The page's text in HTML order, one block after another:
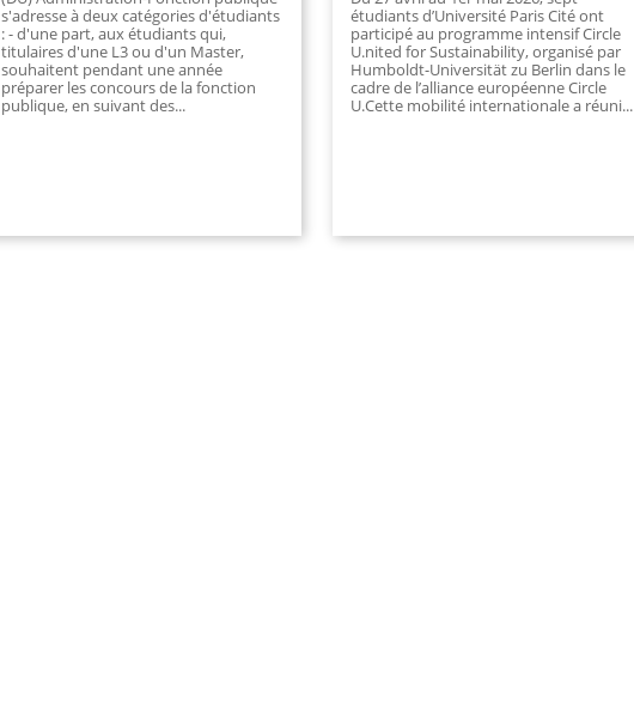
s'adresse à deux catégories d'étudiants
: - d'une part, aux étudiants qui,
titulaires d'une L3 ou d'un Master,
souhaitent pendant une année
préparer les concours de la fonction
publique, en suivant des...
étudiants d’Université Paris Cité ont
participé au programme intensif Circle
U.nited for Sustainability, organisé par
Humboldt-Universität zu Berlin dans le
cadre de l’alliance européenne Circle
U.Cette mobilité internationale a réuni...